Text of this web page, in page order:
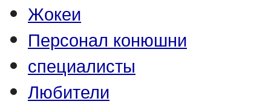
Жокеи
Персонал конюшни
специалисты
Любители